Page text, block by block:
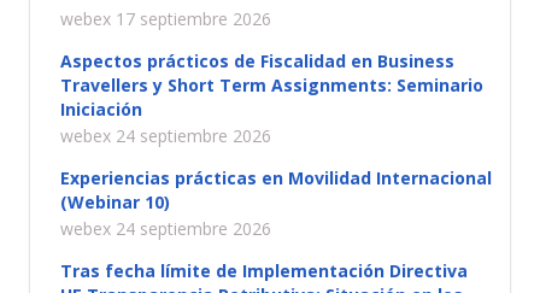
webex 17 septiembre 2026
Aspectos prácticos de Fiscalidad en Business
Travellers y Short Term Assignments: Seminario
Iniciación
webex 24 septiembre 2026
Experiencias prácticas en Movilidad Internacional
(Webinar 10)
webex 24 septiembre 2026
Tras fecha límite de Implementación Directiva